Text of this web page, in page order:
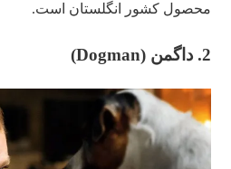
محصول کشور انگلستان است.
2. داگمن (Dogman)